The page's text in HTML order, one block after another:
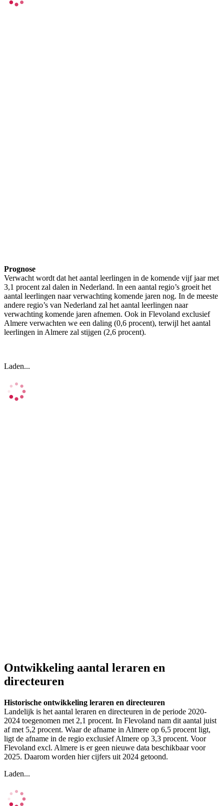
Prognose
Verwacht wordt dat het aantal leerlingen in de komende vijf jaar met
3,1 procent zal dalen in Nederland. In een aantal regio’s groeit het
aantal leerlingen naar verwachting komende jaren nog. In de meeste
andere regio’s van Nederland zal het aantal leerlingen naar
verwachting komende jaren afnemen. Ook in Flevoland exclusief
Almere verwachten we een daling (0,6 procent), terwijl het aantal
leerlingen in Almere zal stijgen (2,6 procent).
Laden...
Ontwikkeling aantal leraren en
directeuren
Historische ontwikkeling leraren en directeuren
Landelijk is het aantal leraren en directeuren in de periode 2020-
2024 toegenomen met 2,1 procent. In Flevoland nam dit aantal juist
af met 5,2 procent. Waar de afname in Almere op 6,5 procent ligt,
ligt de afname in de regio exclusief Almere op 3,3 procent. Voor
Flevoland excl. Almere is er geen nieuwe data beschikbaar voor
2025. Daarom worden hier cijfers uit 2024 getoond.
Laden...